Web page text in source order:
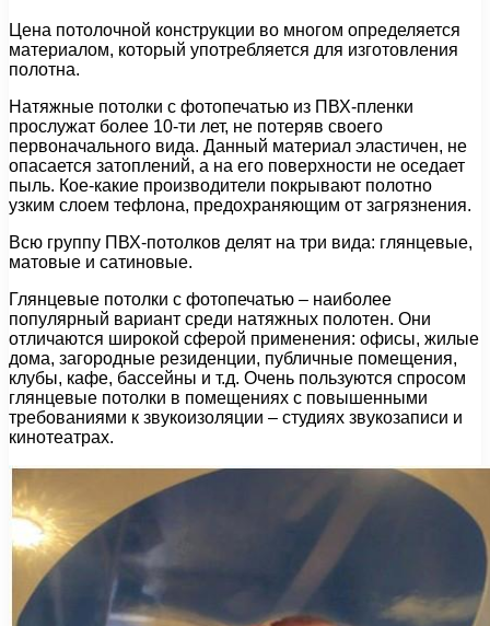
Цена потолочной конструкции во многом определяется
материалом, который употребляется для изготовления
полотна.
Натяжные потолки с фотопечатью из ПВХ-пленки
прослужат более 10-ти лет, не потеряв своего
первоначального вида. Данный материал эластичен, не
опасается затоплений, а на его поверхности не оседает
пыль. Кое-какие производители покрывают полотно
узким слоем тефлона, предохраняющим от загрязнения.
Всю группу ПВХ-потолков делят на три вида: глянцевые,
матовые и сатиновые.
Глянцевые потолки с фотопечатью – наиболее
популярный вариант среди натяжных полотен. Они
отличаются широкой сферой применения: офисы, жилые
дома, загородные резиденции, публичные помещения,
клубы, кафе, бассейны и т.д. Очень пользуются спросом
глянцевые потолки в помещениях с повышенными
требованиями к звукоизоляции – студиях звукозаписи и
кинотеатрах.